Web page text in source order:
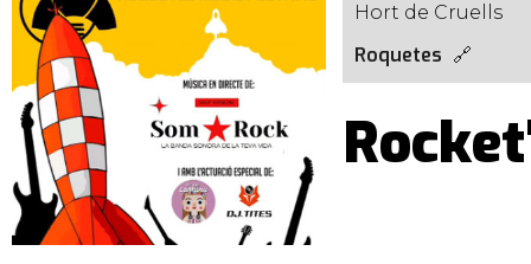
Hort de Cruells
Roquetes